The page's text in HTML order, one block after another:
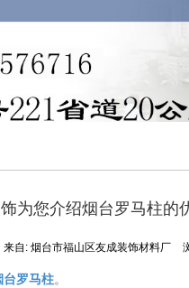
为您介绍烟台罗马柱的
自: 烟台市福山区友成装饰材料厂
台罗马柱。